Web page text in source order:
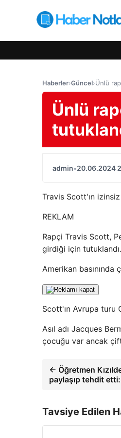
Haberler›Güncel›Ünlü
Ünlü
admin•20.06.2024
Travis Scott'ın
REKLAM
Rapçi Travis Scott,
girdiği için tutuklandı.
Amerikan
Scott'ın Avrupa turu
Asıl adı Jacques
çocuğu var ancak
← Öğretmen
paylaşıp tehdit
Tavsiye Edilen